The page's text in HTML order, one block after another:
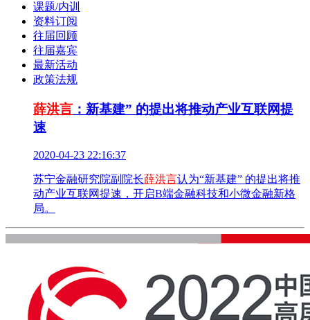
课题/内训
资料订阅
往届回顾
往届嘉宾
最新活动
政策法规
薛洪言 ：新基建” 的提出将推动产业互联网提
速
2020-04-23 22:16:37
苏宁金融研究院副院长薛洪言认为“新基建” 的提出将推
动产业互联网提速，开启B端金融科技和小微金融新格
局。